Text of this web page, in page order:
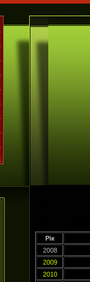
Рік
2008
2009
2010